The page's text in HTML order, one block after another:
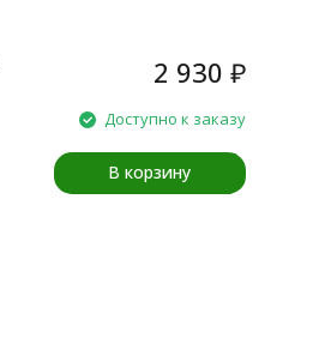
2 930 ₽
Доступно к заказу
В корзину